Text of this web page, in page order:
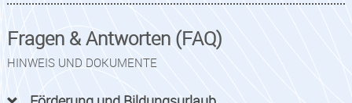
Fragen & Antworten (FAQ)
HINWEIS UND DOKUMENTE